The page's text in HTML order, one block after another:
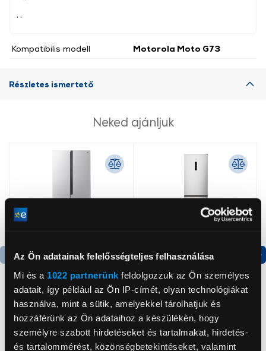
Az Ön adatainak felelősségteljes felhasználása
Mi és a 1022 partnerünk feldolgozzuk az Ön személyes
adatait, így például az Ön IP-címét, olyan technológiákat
használva, mint a sütik, amelyekkel tárolhatjuk és
hozzáférünk az Ön adataihoz a készülékén, hogy
személyre szabott hirdetéseket és tartalmakat, hirdetés-
és tartalommérést, közönségbetekintéseket, valamint
Kompatibilis modell Motorola Moto G73
Részletes ismertető
Neked ajánljuk
Termék adatlap
Gorenje NRS8182KX Side
by side hűtőszekrény
Termék adatlap
Gorenje N619EAXL4
Alulfagyasztós
kombinált hűtőszekrény